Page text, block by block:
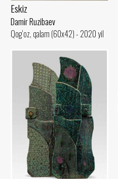
Eskiz
Damir Ruzibaev
Qog‘oz, qalam (60x42) - 2020 yil